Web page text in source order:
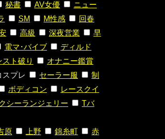
秘書 AV女優
ニュー
SM M性感
回春
高級 深夜営業
早
電マ･バイブ
ディルド
スト破り
オナニー鑑賞
スプレ セーラー服
制
ボディコン
レースクイ
シーランジェリー
Tバ
原 上野 錦糸町
赤